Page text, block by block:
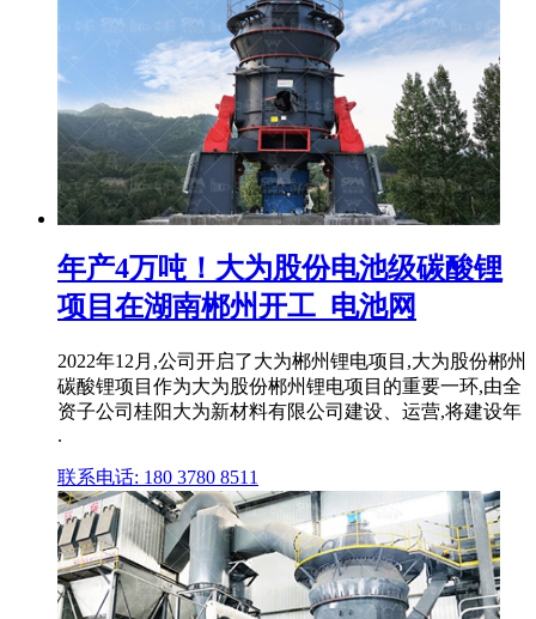
年产4万吨！大为股份电池级碳酸锂
项目在湖南郴州开工_电池网
2022年12月,公司开启了大为郴州锂电项目,大为股份郴州
碳酸锂项目作为大为股份郴州锂电项目的重要一环,由全
资子公司桂阳大为新材料有限公司建设、运营,将建设年
.
联系电话: 180 3780 8511